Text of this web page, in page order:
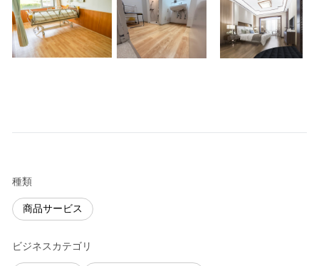
種類
商品サービス
ビジネスカテゴリ